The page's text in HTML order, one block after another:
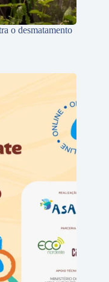
o desmatamento